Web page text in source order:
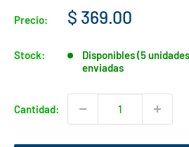
Precio:
Precio
venta
$ 369.00
Stock:
Disponibles (5
enviadas
Cantidad: